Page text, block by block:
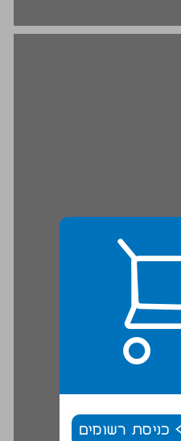
כניסת רשומים